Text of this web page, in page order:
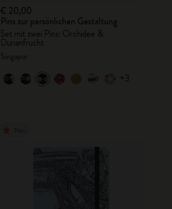
€ 20,00
Pins zur persönlichen Gestaltung
Set mit zwei Pins: Orchidee &
Durianfrucht
+3